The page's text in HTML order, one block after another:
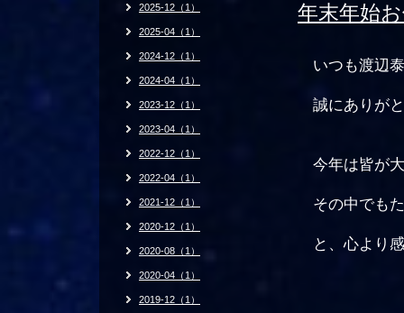
年末年始
いつも渡辺
誠にありが
今年は皆が
その中でも
と、心より
2025-12（1）
2025-04（1）
2024-12（1）
2024-04（1）
2023-12（1）
2023-04（1）
2022-12（1）
2022-04（1）
2021-12（1）
2020-12（1）
2020-08（1）
2020-04（1）
2019-12（1）